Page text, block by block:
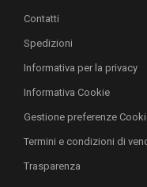
Contatti
Spedizioni
Informativa per la privacy
Informativa Cookie
Gestione preferenze
Termini e condizioni di
Trasparenza